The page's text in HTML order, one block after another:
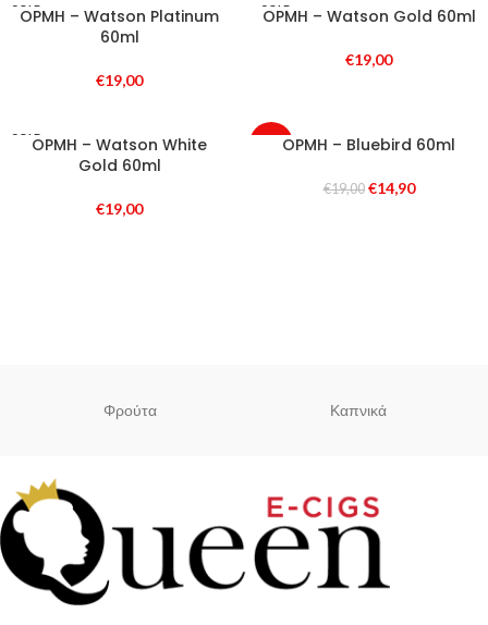
SOLD
OUT
OPMH – Watson Platinum
60ml
€19,00
SOLD
OUT
OPMH – Watson Gold 60ml
€19,00
SOLD
OUTOPMH – Watson White
Gold 60ml
€19,00
-22%OPMH – Bluebird 60ml
€19,00 €14,90
Φρούτα Καπνικά